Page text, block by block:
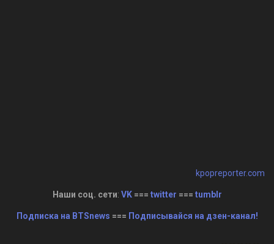
kpopreporter.com
Наши соц. сети: VK=== twitter === tumblr
Подписка на BTSnews === Подписывайся на дзен-канал!